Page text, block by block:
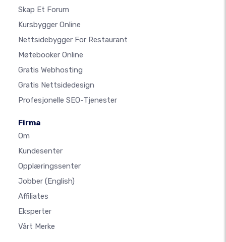
Skap Et Forum
Kursbygger Online
Nettsidebygger For Restaurant
Møtebooker Online
Gratis Webhosting
Gratis Nettsidedesign
Profesjonelle SEO-Tjenester
Firma
Om
Kundesenter
Opplæringssenter
Jobber (English)
Affiliates
Eksperter
Vårt Merke